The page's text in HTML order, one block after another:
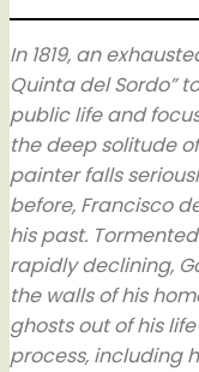
In 1819, an
Quinta del Sordo”
public life and
the deep solitude
painter falls
before, Francisco
his past.
rapidly declining,
the walls of his
ghosts out of his
process, including